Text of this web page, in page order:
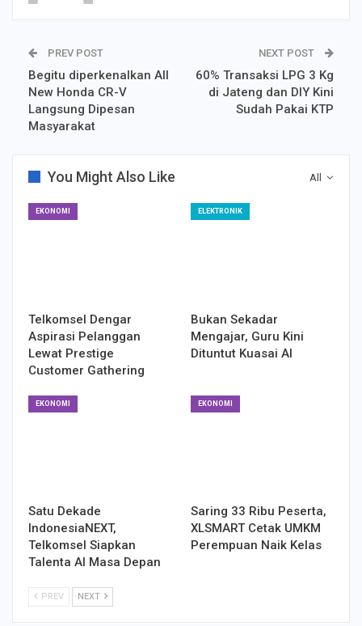
PREV POST
Begitu diperkenalkan All
New Honda CR-V
Langsung Dipesan
Masyarakat
NEXT POST
60% Transaksi LPG 3 Kg
di Jateng dan DIY Kini
Sudah Pakai KTP
All
You Might Also Like
EKONOMI
Telkomsel Dengar
Aspirasi Pelanggan
Lewat Prestige
Customer Gathering
ELEKTRONIK
Bukan Sekadar
Mengajar, Guru Kini
Dituntut Kuasai AI
EKONOMI
Satu Dekade
IndonesiaNEXT,
Telkomsel Siapkan
Talenta AI Masa Depan
EKONOMI
Saring 33 Ribu Peserta,
XLSMART Cetak UMKM
Perempuan Naik Kelas
PREV NEXT